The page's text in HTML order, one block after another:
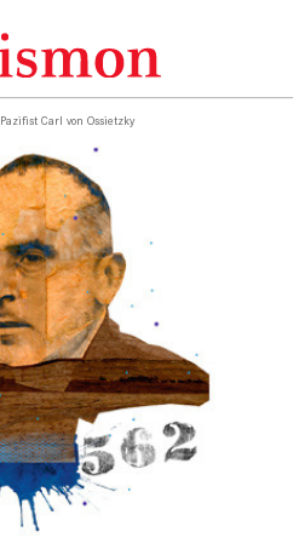
Pazifist Carl von Ossietzky